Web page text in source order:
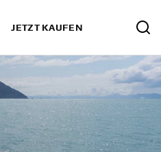
JETZT KAUFEN